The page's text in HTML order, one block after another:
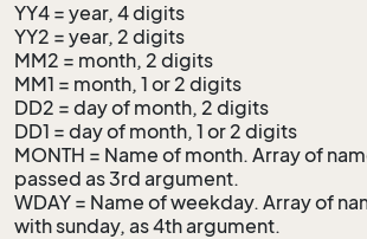
YY4 = year, 4 digits
YY2 = year, 2 digits
MM2 = month, 2 digits
MM1 = month, 1 or 2 digits
DD2 = day of month, 2 digits
DD1 = day of month, 1 or 2 digits
MONTH = Name of month. Array of
passed as 3rd argument.
WDAY = Name of weekday. Array of
with sunday, as 4th argument.